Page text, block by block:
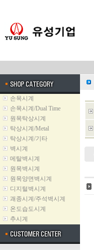
손목시계
손목시계/Dual Time
원목탁상시계
탁상시계/Metal
탁상시계/기타
벽시계
메탈벽시계
원목벽시계
원목양면벽시계
디지털벽시계
괘종시계/주석벽시계
온도습도시계
추시계